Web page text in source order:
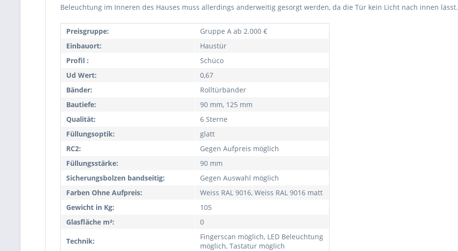
Beleuchtung im Inneren des Hauses muss allerdings anderweitig gesorgt werden, da die Tür kein Licht nach innen lässt.
Preisgruppe:
Gruppe A ab 2.000 €
Einbauort:
Haustür
Profil :
Schüco
Ud Wert:
0,67
Bänder:
Rolltürbänder
Bautiefe:
90 mm, 125 mm
Qualität:
6 Sterne
Füllungsoptik:
glatt
RC2:
Gegen Aufpreis möglich
Füllungsstärke:
90 mm
Sicherungsbolzen bandseitig:
Gegen Auswahl möglich
Farben Ohne Aufpreis:
Weiss RAL 9016, Weiss RAL 9016 matt
Gewicht in Kg:
105
Glasfläche m²:
0
Technik:
Fingerscan möglich, LED Beleuchtung
möglich, Tastatur möglich